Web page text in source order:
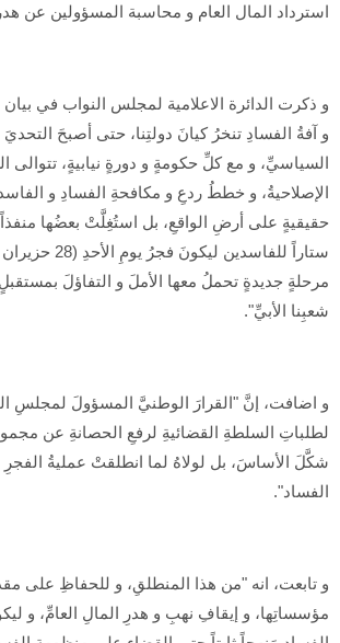
استرداد المال العام و محاسبة المسؤولين عن
و ذكرت الدائرة الاعلامية لمجلس النواب في
و آفةُ الفسادِ تنخرُ كيانَ دولتِنا، حتى أصبحَ التحديَ
السياسيِّ، و مع كلِّ حكومةٍ و دورةٍ نيابيةٍ، تتوالى
الإصلاحيةُ، و خططُ ردعِ و مكافحةِ الفسادِ و
حقيقيةٍ على أرضِ الواقعِ، بل استُغِلَّتْ بعضُها منفذاً
مرحلةٍ جديدةٍ تحملُ معها الأملَ و التفاؤلَ بمستقبلٍ
شعبِنا الأبيِّ".
و اضافت، إنَّ "القرارَ الوطنيَّ المسؤولَ لمجلسِ
لطلباتِ السلطةِ القضائيةِ لرفعِ الحصانةِ عن
شكَّلَ الأساسَ، بل لولاهُ لما انطلقتْ عمليةُ الفجرِ
الفساد".
و تابعت، انه "من هذا المنطلقِ، و للحفاظِ على
مؤسساتِها، و إيقافِ نهبِ و هدرِ المالِ العامِّ، و